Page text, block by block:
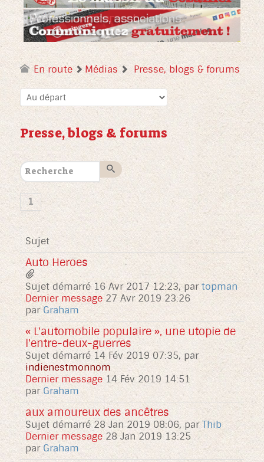
En route Médias Presse, blogs & forums
Presse, blogs & forums
1
Sujet
Auto Heroes
Sujet démarré 16 Avr 2017 12:23, partopman
Dernier message 27 Avr 2019 23:26
parGraham
« L'automobile populaire », une utopie de
l'entre-deux-guerres
Sujet démarré 14 Fév 2019 07:35, par
indienestmonnom
Dernier message 14 Fév 2019 14:51
parGraham
aux amoureux des ancêtres
Sujet démarré 28 Jan 2019 08:06, parThib
Dernier message28 Jan 2019 13:25
par Graham